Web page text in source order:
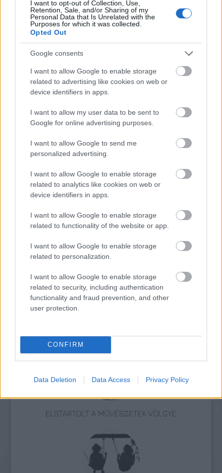
I want to opt-out of Collection, Use,
Retention, Sale, and/or Sharing of my
Personal Data that Is Unrelated with the
Purposes for which it was collected.
Opted Out
Google consents
I want to allow Google to enable storage
related to advertising like cookies on web or
device identifiers in apps.
I want to allow my user data to be sent to
Google for online advertising purposes.
I want to allow Google to send me
personalized advertising.
I want to allow Google to enable storage
related to analytics like cookies on web or
device identifiers in apps.
I want to allow Google to enable storage
related to functionality of the website or app.
I want to allow Google to enable storage
related to personalization.
I want to allow Google to enable storage
related to security, including authentication
functionality and fraud prevention, and other
user protection.
CONFIRM
Data Deletion Data Access Privacy Policy
Az 1981-es Táncdalfesztiválon énekelte a
Boldogság és énc. dalát.
A cikkittfolytatódik
Forrás:Mi van ma?
Zene Születésnap Könnyűzene
ELSTARTOLT A MŰVÉSZETEK VÖLGYE